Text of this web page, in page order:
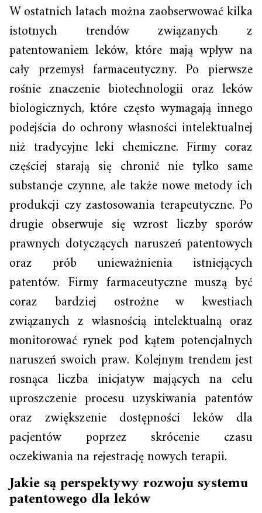
W ostatnich latach można zaobserwować kilka
istotnych trendów związanych z
patentowaniem leków, które mają wpływ na
cały przemysł farmaceutyczny. Po pierwsze
rośnie znaczenie biotechnologii oraz leków
biologicznych, które często wymagają innego
podejścia do ochrony własności intelektualnej
niż tradycyjne leki chemiczne. Firmy coraz
częściej starają się chronić nie tylko same
substancje czynne, ale także nowe metody ich
produkcji czy zastosowania terapeutyczne. Po
drugie obserwuje się wzrost liczby sporów
prawnych dotyczących naruszeń patentowych
oraz prób unieważnienia istniejących
patentów. Firmy farmaceutyczne muszą być
coraz bardziej ostrożne w kwestiach
związanych z własnością intelektualną oraz
monitorować rynek pod kątem potencjalnych
naruszeń swoich praw. Kolejnym trendem jest
rosnąca liczba inicjatyw mających na celu
uproszczenie procesu uzyskiwania patentów
oraz zwiększenie dostępności leków dla
pacjentów poprzez skrócenie czasu
oczekiwania na rejestrację nowych terapii.
Jakie są perspektywy rozwoju systemu
patentowego dla leków